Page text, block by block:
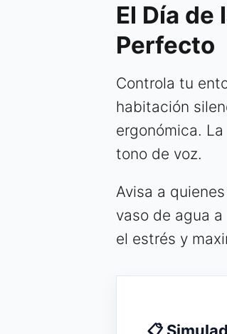
El Día de
Perfecto
Controla tu
habitación
ergonómica.
tono de voz.
Avisa a
vaso de agua
el estrés y